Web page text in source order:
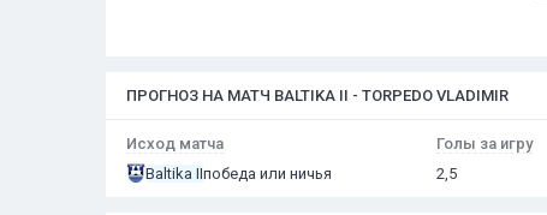
ПРОГНОЗ НА МАТЧ BALTIKA II - TORPEDO VLADIMIR
Исход матча
Baltika IIпобеда или ничья
Голы за игру
2,5